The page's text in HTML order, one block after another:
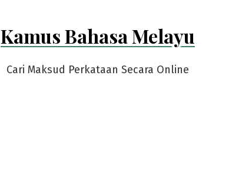
Kamus Bahasa Melayu
Cari Maksud Perkataan Secara Online